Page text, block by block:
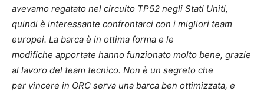
avevamo regatato nel circuito TP52 negli Stati Uniti,
quindi è interessante confrontarci con i migliori team
europei. La barca è in ottima forma e le
modifiche apportate hanno funzionato molto bene, grazie
al lavoro del team tecnico. Non è un segreto che
per vincere in ORC serva una barca ben ottimizzata, e